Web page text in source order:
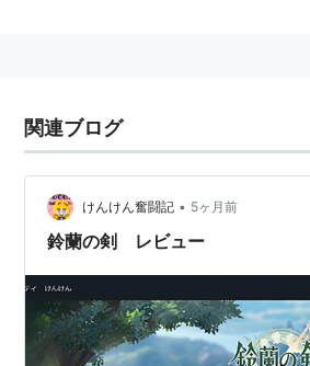
関連ブログ
けんけん奮闘記 • 5ヶ月前
鈴蘭の剣 レビュー